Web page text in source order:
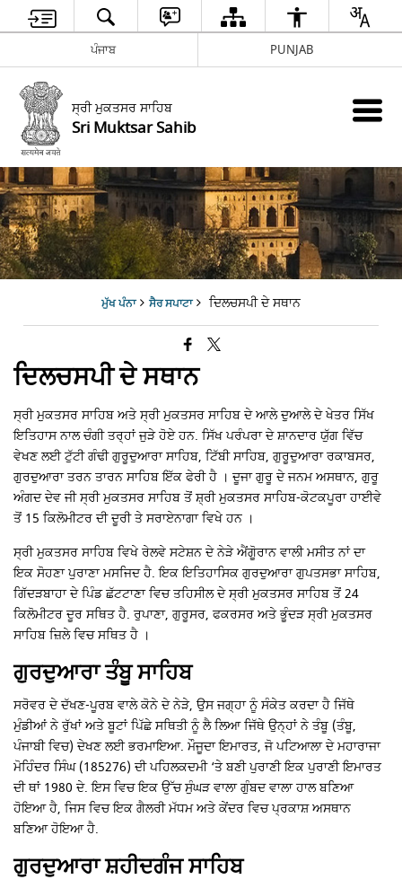
ਪੰਜਾਬ PUNJAB
ਸ੍ਰੀ ਮੁਕਤਸਰ ਸਾਹਿਬ
Sri Muktsar Sahib
ਮੁੱਖ ਪੰਨਾ ਸੈਰ ਸਪਾਟਾ ਦਿਲਚਸਪੀ ਦੇ ਸਥਾਨ
ਦਿਲਚਸਪੀ ਦੇ ਸਥਾਨ
ਸ੍ਰੀ ਮੁਕਤਸਰ ਸਾਹਿਬ ਅਤੇ ਸ੍ਰੀ ਮੁਕਤਸਰ ਸਾਹਿਬ ਦੇ ਆਲੇ ਦੁਆਲੇ ਦੇ ਖੇਤਰ ਸਿੱਖ
ਇਤਿਹਾਸ ਨਾਲ ਚੰਗੀ ਤਰ੍ਹਾਂ ਜੁੜੇ ਹੋਏ ਹਨ. ਸਿੱਖ ਪਰੰਪਰਾ ਦੇ ਸ਼ਾਨਦਾਰ ਯੁੱਗ ਵਿੱਚ
ਵੇਖਣ ਲਈ ਟੁੱਟੀ ਗੰਢੀ ਗੁਰੂਦੁਆਰਾ ਸਾਹਿਬ, ਟਿੱਬੀ ਸਾਹਿਬ, ਗੁਰੂਦੁਆਰਾ ਰਕਾਬਸਰ,
ਗੁਰਦੁਆਰਾ ਤਰਨ ਤਾਰਨ ਸਾਹਿਬ ਇੱਕ ਫੇਰੀ ਹੈ । ਦੂਜਾ ਗੁਰੂ ਦੇ ਜਨਮ ਅਸਥਾਨ, ਗੁਰੂ
ਅੰਗਦ ਦੇਵ ਜੀ ਸ੍ਰੀ ਮੁਕਤਸਰ ਸਾਹਿਬ ਤੋਂ ਸ਼੍ਰੀ ਮੁਕਤਸਰ ਸਾਹਿਬ-ਕੋਟਕਪੂਰਾ ਹਾਈਵੇ
ਤੋਂ 15 ਕਿਲੋਮੀਟਰ ਦੀ ਦੂਰੀ ਤੇ ਸਰਾਏਨਾਗਾ ਵਿਖੇ ਹਨ ।
ਸ੍ਰੀ ਮੁਕਤਸਰ ਸਾਹਿਬ ਵਿਖੇ ਰੇਲਵੇ ਸਟੇਸ਼ਨ ਦੇ ਨੇੜੇ ਐਂਗੋੂਰਾਨ ਵਾਲੀ ਮਸੀਤ ਨਾਂ ਦਾ
ਇਕ ਸੋਹਣਾ ਪੁਰਾਣਾ ਮਸਜਿਦ ਹੈ. ਇਕ ਇਤਿਹਾਸਿਕ ਗੁਰਦੁਆਰਾ ਗੁਪਤਸਭਾ ਸਾਹਿਬ,
ਗਿੱਦੜਬਾਹਾ ਦੇ ਪਿੰਡ ਛੱਟਟਾਣਾ ਵਿਚ ਤਹਿਸੀਲ ਦੇ ਸ੍ਰੀ ਮੁਕਤਸਰ ਸਾਹਿਬ ਤੋਂ 24
ਕਿਲੋਮੀਟਰ ਦੂਰ ਸਥਿਤ ਹੈ. ਰੁਪਾਣਾ, ਗੁਰੂਸਰ, ਫਕਰਸਰ ਅਤੇ ਭੂੰਦੜ ਸ੍ਰੀ ਮੁਕਤਸਰ
ਸਾਹਿਬ ਜ਼ਿਲੇ ਵਿਚ ਸਥਿਤ ਹੈ ।
ਗੁਰਦੁਆਰਾ ਤੰਬੂ ਸਾਹਿਬ
ਸਰੋਵਰ ਦੇ ਦੱਖਣ-ਪੂਰਬ ਵਾਲੇ ਕੋਨੇ ਦੇ ਨੇੜੇ, ਉਸ ਜਗ੍ਹਾ ਨੂੰ ਸੰਕੇਤ ਕਰਦਾ ਹੈ ਜਿੱਥੇ
ਮੁੰਡੀਆਂ ਨੇ ਰੁੱਖਾਂ ਅਤੇ ਬੂਟਾਂ ਪਿੱਛੇ ਸਥਿਤੀ ਨੂੰ ਲੈ ਲਿਆ ਜਿੱਥੇ ਉਨ੍ਹਾਂ ਨੇ ਤੰਬੂ (ਤੰਬੂ,
ਪੰਜਾਬੀ ਵਿਚ) ਦੇਖਣ ਲਈ ਭਰਮਾਇਆ. ਮੌਜੂਦਾ ਇਮਾਰਤ, ਜੋ ਪਟਿਆਲਾ ਦੇ ਮਹਾਰਾਜਾ
ਮੋਹਿੰਦਰ ਸਿੰਘ (185276) ਦੀ ਪਹਿਲਕਦਮੀ ‘ਤੇ ਬਣੀ ਪੁਰਾਣੀ ਇਕ ਪੁਰਾਣੀ ਇਮਾਰਤ
ਦੀ ਥਾਂ 1980 ਦੇ. ਇਸ ਵਿਚ ਇਕ ਉੱਚ ਸੁੰਘੜ ਵਾਲਾ ਗੁੰਬਦ ਵਾਲਾ ਹਾਲ ਬਣਿਆ
ਹੋਇਆ ਹੈ, ਜਿਸ ਵਿਚ ਇਕ ਗੈਲਰੀ ਮੱਧਮ ਅਤੇ ਕੇਂਦਰ ਵਿਚ ਪ੍ਰਕਾਸ਼ ਅਸਥਾਨ
ਬਣਿਆ ਹੋਇਆ ਹੈ.
ਗੁਰਦੁਆਰਾ ਸ਼ਹੀਦਗੰਜ ਸਾਹਿਬ